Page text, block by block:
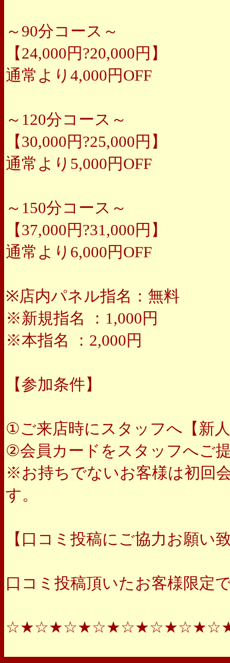
～90分コース～
【24,000円?20,000円】
通常より4,000円OFF
～120分コース～
【30,000円?25,000円】
通常より5,000円OFF
～150分コース～
【37,000円?31,000円】
通常より6,000円OFF
※店内パネル指名：無料
※新規指名 ：1,000円
※本指名 ：2,000円
【参加条件】
①ご来店時にスタッフへ【新
②会員カードをスタッフへご
※お持ちでないお客様は初回
す。
【口コミ投稿にご協力お願い
口コミ投稿頂いたお客様限定